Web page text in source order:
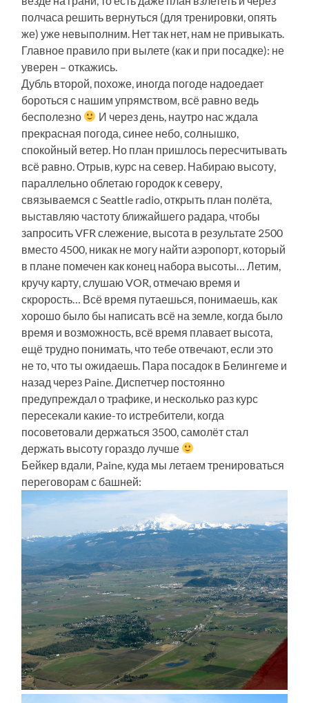
полчаса решить вернуться (для тренировки, опять
же) уже невыполним. Нет так нет, нам не привыкать.
Главное правило при вылете (как и при посадке): не
уверен – откажись.
Дубль второй, похоже, иногда погоде надоедает
бороться с нашим упрямством, всё равно ведь
бесполезно
И через день, наутро нас ждала
прекрасная погода, синее небо, солнышко,
спокойный ветер. Но план пришлось пересчитывать
всё равно. Отрыв, курс на север. Набираю высоту,
параллельно облетаю городок к северу,
связываемся с Seattle radio, открыть план полёта,
выставляю частоту ближайшего радара, чтобы
запросить VFR слежение, высота в результате 2500
вместо 4500, никак не могу найти аэропорт, который
в плане помечен как конец набора высоты… Летим,
кручу карту, слушаю VOR, отмечаю время и
скрорость… Всё время путаешься, понимаешь, как
хорошо было бы написать всё на земле, когда было
время и возможность, всё время плавает высота,
ещё трудно понимать, что тебе отвечают, если это
не то, что ты ожидаешь. Пара посадок в Белингеме и
назад через Paine. Диспетчер постоянно
предупреждал о трафике, и несколько раз курс
пересекали какие-то истребители, когда
посоветовали держаться 3500, самолёт стал
держать высоту гораздо лучше
Бейкер вдали, Paine, куда мы летаем тренироваться
переговорам с башней: